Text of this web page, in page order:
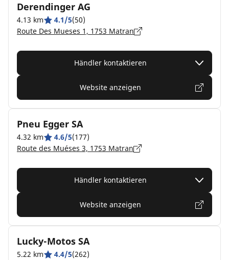
Derendinger AG
4.13 km 4.1/5(50)
Route Des Mueses 1, 1753 Matran
Händler kontaktieren
Website anzeigen
Pneu Egger SA
4.32 km 4.6/5(177)
Route des Muéses 3, 1753 Matran
Händler kontaktieren
Website anzeigen
Lucky-Motos SA
5.22 km 4.4/5(262)